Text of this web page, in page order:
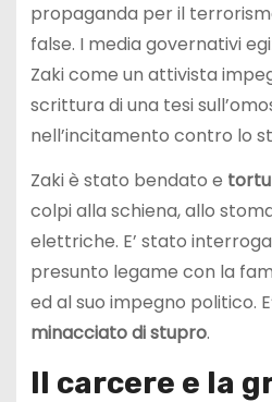
propaganda per il
false. I media governativi
Zaki come un attivista
scrittura di una tesi
nell’incitamento contro lo
Zaki è stato bendato e
colpi alla schiena, allo
elettriche. E’ stato
presunto legame con la
ed al suo impegno politico.
minacciato di stupro.
Il carcere e la